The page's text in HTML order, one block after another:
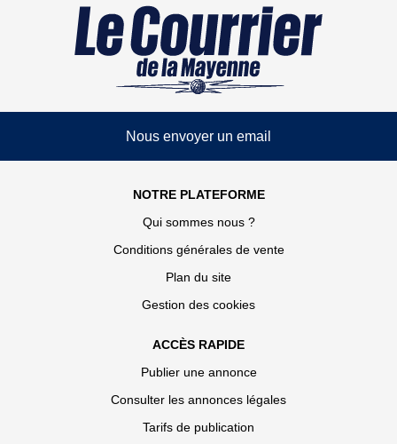
Nous envoyer un email
NOTRE PLATEFORME
Qui sommes nous ?
Conditions générales de vente
Plan du site
Gestion des cookies
ACCÈS RAPIDE
Publier une annonce
Consulter les annonces légales
Tarifs de publication